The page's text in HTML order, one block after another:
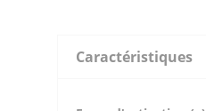
Caractéristiques